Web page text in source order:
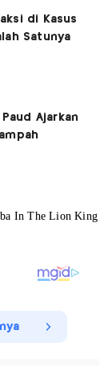
di Kasus
Satunya
Ajarkan